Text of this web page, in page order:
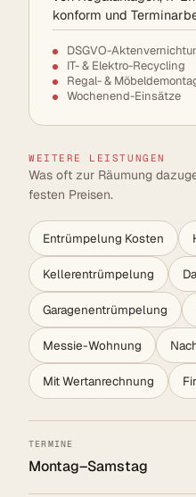
konform und
DSGVO-
IT- & Elektro-Recycling
Regal- &
Wochenend-Einsätze
WEITERE LEISTUNGEN
Was oft zur Räumung
festen Preisen.
Entrümpelung Kosten
Kellerentrümpelung
Garagenentrümpelung
Messie-Wohnung
Mit Wertanrechnung
TERMINE
Montag–Samstag